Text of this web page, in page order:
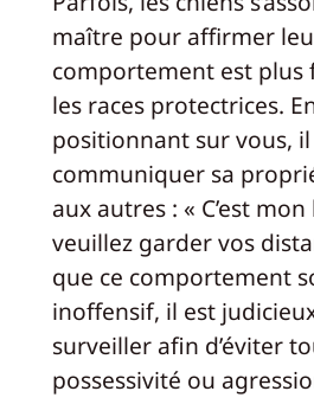
maître pour affirmer
comportement est plus
les races protectrices.
positionnant sur vous,
communiquer sa
aux autres : « C’est
veuillez garder vos
que ce comportement
inoffensif, il est
surveiller afin d’éviter
possessivité ou